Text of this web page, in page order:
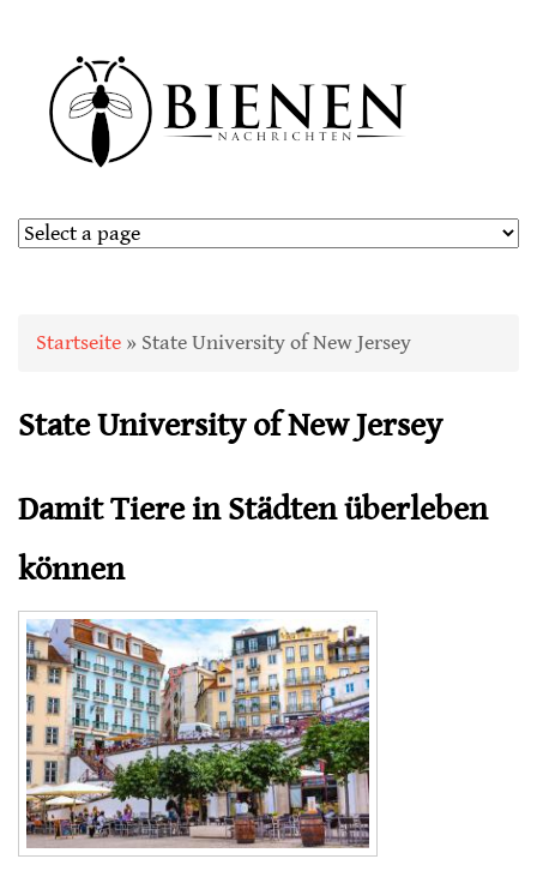
Sie sind hier
Startseite » State University of New Jersey
State University of New Jersey
Damit Tiere in Städten überleben
können